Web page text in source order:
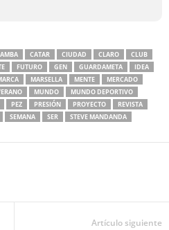
CATAR CIUDAD CLARO
CLUB
FUTURO GEN GUARDAMETA
IDEA
MARSELLA MENTE
MERCADO
MUNDO
MUNDO DEPORTIVO
PEZ PRESIÓN PROYECTO
REVISTA
SEMANA SER
STEVE MANDANDA
Artículo siguiente